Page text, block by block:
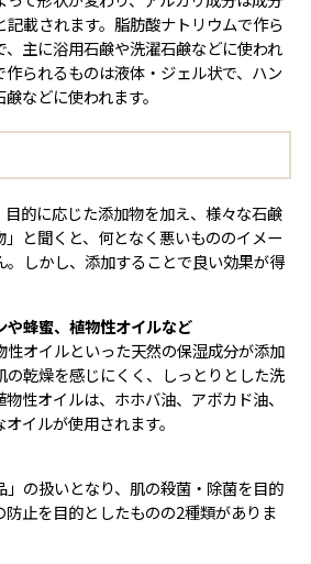
載されます。脂肪酸ナトリウムで作ら
主に浴用石鹸や洗濯石鹸などに使われ
作られるものは液体・ジェル状で、ハン
などに使われます。
的に応じた添加物を加え、様々な石鹸
と聞くと、何となく悪いもののイメー
。しかし、添加することで良い効果が得
や蜂蜜、植物性オイルなど
性オイルといった天然の保湿成分が添加
の乾燥を感じにくく、しっとりとした洗
性オイルは、ホホバ油、アボカド油、
イルが使用されます。
の扱いとなり、肌の殺菌・除菌を目的
防止を目的としたものの2種類がありま